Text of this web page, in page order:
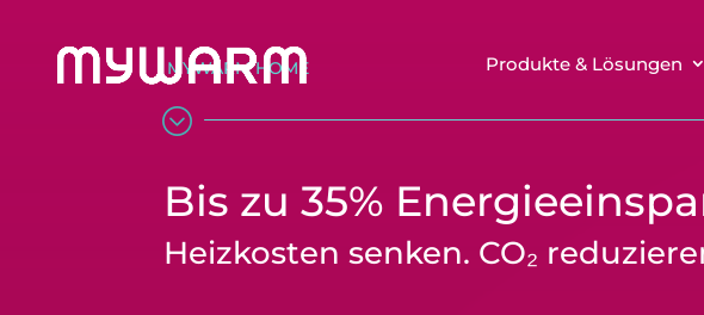
Produkte & Lösungen
MYWARM HOME
;
Bis zu 35%
Heizkosten senken. CO₂